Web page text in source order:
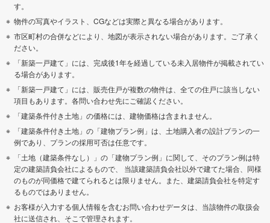
す。
物件の写真やイラスト、CGなどは実際と異なる場合があります。
市区町村の合併などにより、地図が表示されない場合があります。ご了承く
ださい。
「新築一戸建て」には、完成後1年を経過している未入居物件が掲載されてい
る場合があります。
「新築一戸建て」には、販売住戸が複数の物件は、全ての住戸に該当しない
項目もあります。各問い合わせ先にご確認ください。
「建築条件付き土地」の価格には、建物価格は含まれません。
「建築条件付き土地」の「建物プラン例」は、土地購入者の設計プランの一
例であり、プランの採用可否は任意です。
「土地（建築条件なし）」の「建物プラン例」に関して、そのプラン例は特
定の建築請負会社によるもので、 当該建築請負会社以外で建てた場合、同様
のものが同価格で建てられるとは限りません。また、建築請負会社を特定す
るものではありません。
お客様が入力する個人情報を含むお問い合わせデータは、当該物件の取扱会
社に送信され、そこで管理されます。